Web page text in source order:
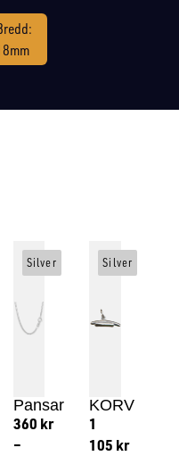
Pansar
360 kr
–
Silver
KORV
1
105 kr
Silver